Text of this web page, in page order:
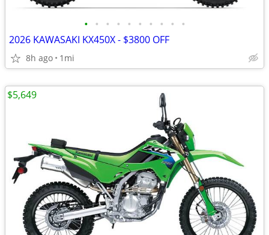
• • • • • • • • • •
2026 KAWASAKI KX450X - $3800 OFF
8h ago 1mi
$5,649